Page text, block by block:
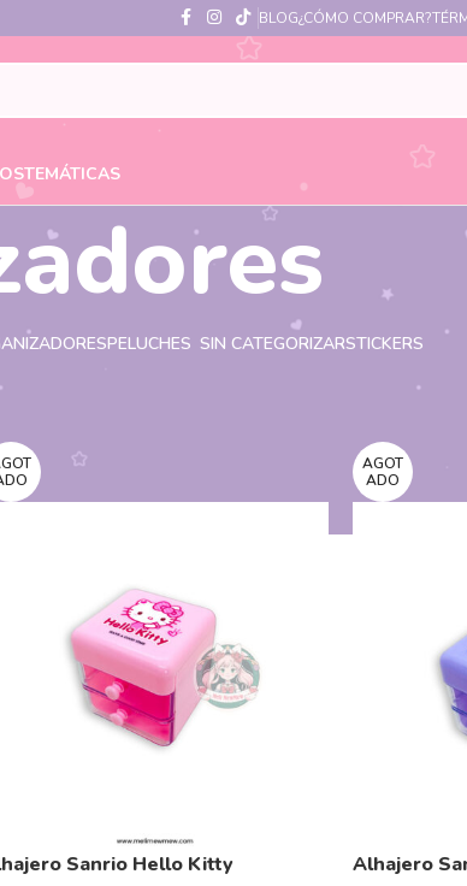
BLOG¿CÓMO COMPRAR?
TEMÁTICAS
PELUCHES SIN CATEGORIZARSTICKERS
Sanrio Hello Kitty
AGOT
ADO
Alhajero